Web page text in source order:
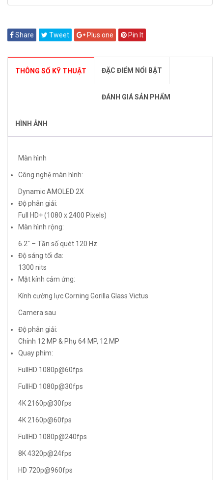
Share Tweet Plus one Pin It
THÔNG SỐ KỸ THUẬT ĐẶC ĐIỂM NỔI BẬT
ĐÁNH GIÁ SẢN PHẨM
HÌNH ẢNH
Màn hình
Công nghệ màn hình:
Dynamic AMOLED 2X
Độ phân giải:
Full HD+ (1080 x 2400 Pixels)
Màn hình rộng:
6.2″ – Tần số quét 120 Hz
Độ sáng tối đa:
1300 nits
Mặt kính cảm ứng:
Kính cường lực Corning Gorilla Glass Victus
Camera sau
Độ phân giải:
Chính 12 MP & Phụ 64 MP, 12 MP
Quay phim:
FullHD 1080p@60fps
FullHD 1080p@30fps
4K 2160p@30fps
4K 2160p@60fps
FullHD 1080p@240fps
8K 4320p@24fps
HD 720p@960fps